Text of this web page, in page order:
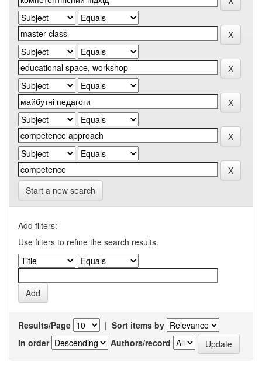
Start a new search
Add filters:
Use filters to refine the search results.
Results/Page | Sort items by
In order
Authors/record